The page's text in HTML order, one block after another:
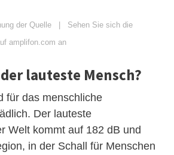
der Quelle | Sehen Sie sich die
amplifon.com an
lauteste Mensch?
für das menschliche
Der lauteste
Welt kommt auf 182 dB und
in der Schall für Menschen